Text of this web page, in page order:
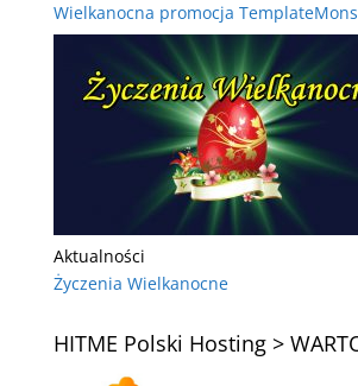
Wielkanocna promocja
Aktualności
Życzenia Wielkanocne
HITME Polski Hosting >